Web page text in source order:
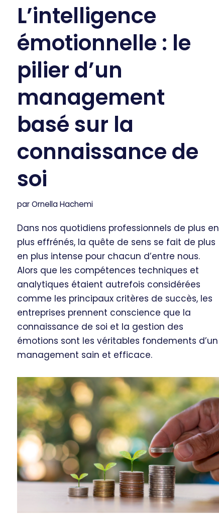
L’intelligence
émotionnelle : le
pilier d’un
management
basé sur la
connaissance de
soi
parOrnella Hachemi
Dans nos quotidiens professionnels de plus en
plus effrénés, la quête de sens se fait de plus
en plus intense pour chacun d’entre nous.
Alors que les compétences techniques et
analytiques étaient autrefois considérées
comme les principaux critères de succès, les
entreprises prennent conscience que la
connaissance de soi et la gestion des
émotions sont les véritables fondements d’un
management sain et efficace.